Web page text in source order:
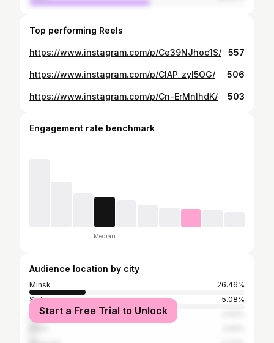
Top performing Reels
https://www.instagram.com/p/Ce39NJhoc1S/ 557
https://www.instagram.com/p/ClAP_zyI5OG/ 506
https://www.instagram.com/p/Cn-ErMnIhdK/ 503
Engagement rate benchmark
Median
Audience location by city
Minsk
26.46%
Slutsk
5.08%
Pinsk
Start a Free Trial to Unlock